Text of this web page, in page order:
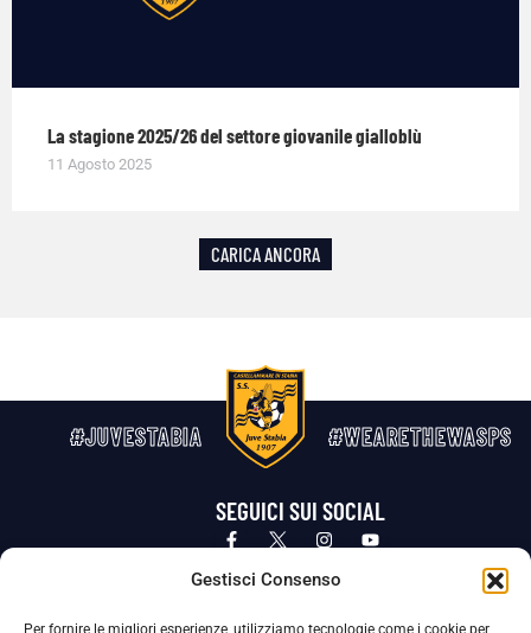
Gestisci Consenso
Per fornire le migliori esperienze, utilizziamo tecnologie come i cookie per
La stagione 2025/26 del settore giovanile gialloblù
11 Agosto 2025
CARICA ANCORA
#JUVESTABIA #WEARETHEWASPS
SEGUICI SUI SOCIAL
Privacy Policy Cookie Policy